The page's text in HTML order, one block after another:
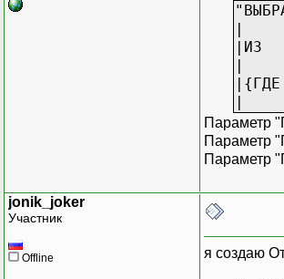
|
|ИЗ
|
|{ГДЕ
|
Параметр
Параметр
Параметр
jonik_joker
Участник
Offline я создаю